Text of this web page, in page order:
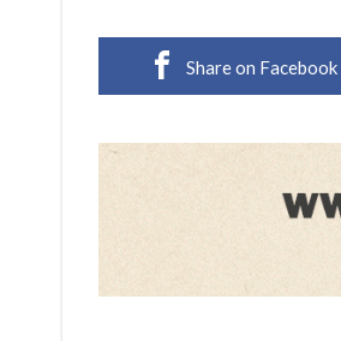
Share on Facebook